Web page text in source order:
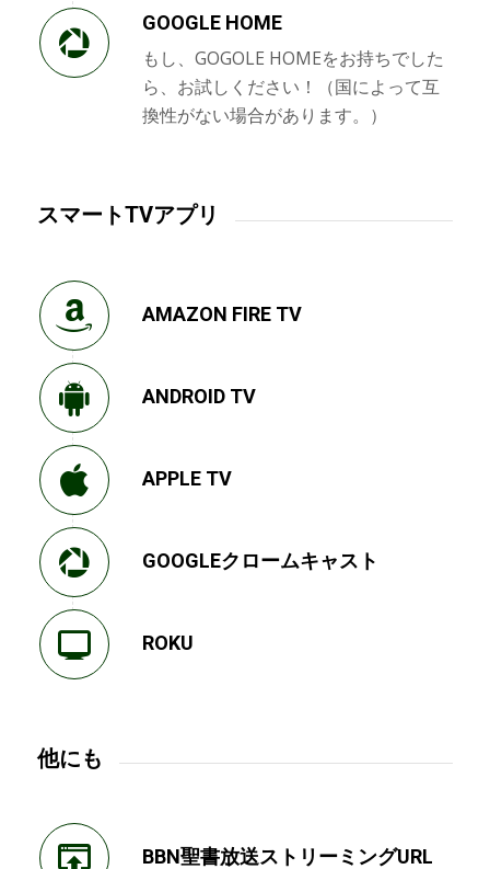
GOOGLE HOME
もし、GOGOLE HOMEをお持ちでした
ら、お試しください！（国によって互
換性がない場合があります。）
スマートTVアプリ
AMAZON FIRE TV
ANDROID TV
APPLE TV
GOOGLEクロームキャスト
ROKU
他にも
BBN聖書放送ストリーミングURL